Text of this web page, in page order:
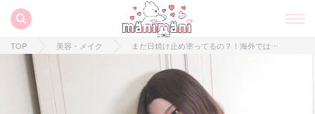
TOP 美容・メイク まだ日焼け止め塗ってるの？！海外ではもう常識！夏でも徹底的にオルチャン白肌をキープする方法！！